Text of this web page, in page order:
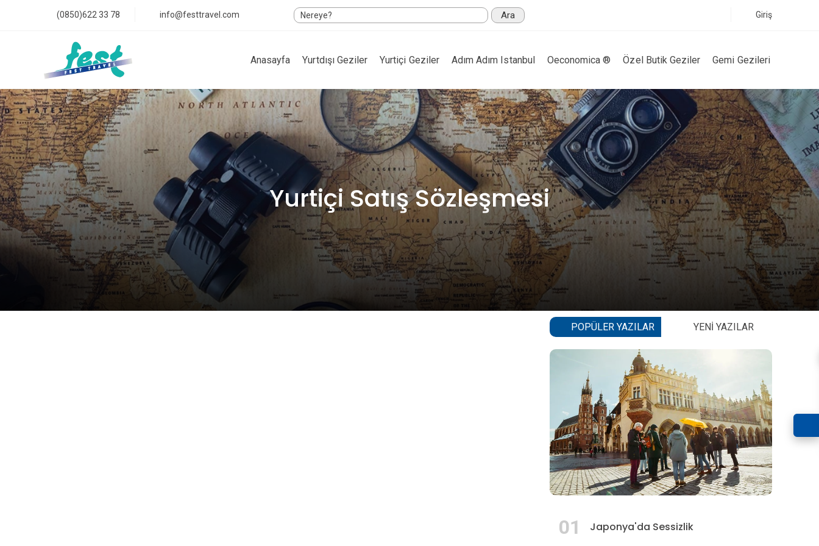
(0850)622 33 78 info@festtravel.com Ara Giriş
Anasayfa Yurtdışı Geziler Yurtiçi Geziler Adım Adım Istanbul Oeconomica ® Özel Butik Geziler Gemi Gezileri
Yurtiçi Satış Sözleşmesi
POPÜLER YAZILAR YENI YAZILAR
01 Japonya'da Sessizlik